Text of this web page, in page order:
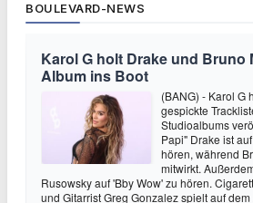
BOULEVARD-NEWS
Karol G holt Drake und Bruno
Album ins Boot
(BANG) - Karol G
gespickte
Studioalbums
Papi" Drake ist
hören, während
mitwirkt.
Rusowsky auf 'Bby Wow' zu hören.
und Gitarrist Greg Gonzalez spielt auf